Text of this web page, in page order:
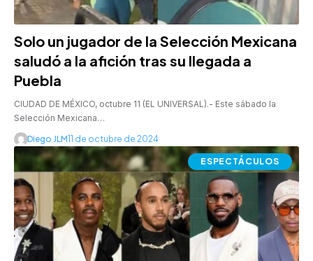
Solo un jugador de la Selección Mexicana
saludó a la afición tras su llegada a
Puebla
CIUDAD DE MÉXICO, octubre 11 (EL UNIVERSAL).- Este sábado la
Selección Mexicana…
Diego JLM11 de octubre de 2024
ESPECTÁCULOS